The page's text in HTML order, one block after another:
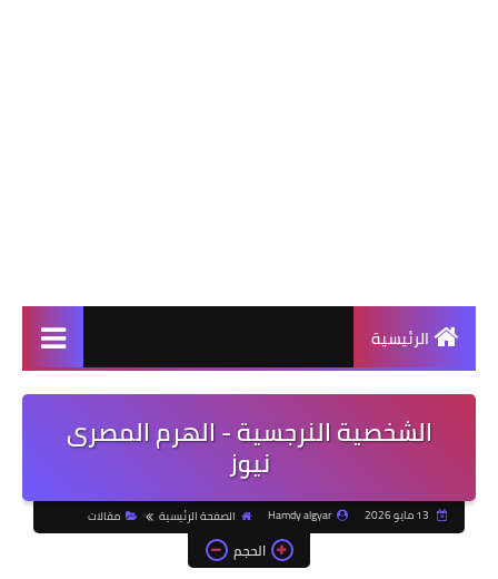
الرئيسية
الشخصية النرجسية - الهرم المصرى
نيوز
Hamdy algyar الصفحة الرئيسية مقالات
الحجم